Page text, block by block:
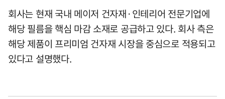
회사는 현재 국내 메이저 건자재·인테리어 전문기업에
해당 필름을 핵심 마감 소재로 공급하고 있다. 회사 측은
해당 제품이 프리미엄 건자재 시장을 중심으로 적용되고
있다고 설명했다.